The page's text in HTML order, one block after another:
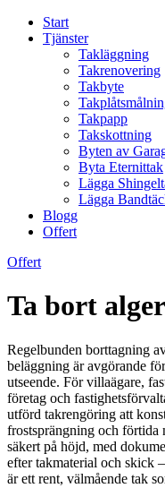
Start
Tjänster
Takläggning
Takrenovering
Takbyte
Takpapp
Takskottning
Byten av
Byta Eternittak
Lägga
Lägga
Blogg
Offert
Offert
Ta bort
Regelbunden borttagning
beläggning är avgörande
utseende. För villaägare,
företag och
utförd takrengöring att
frostsprängning och förtida
säkert på höjd, med
efter takmaterial och skick
är ett rent, välmående tak